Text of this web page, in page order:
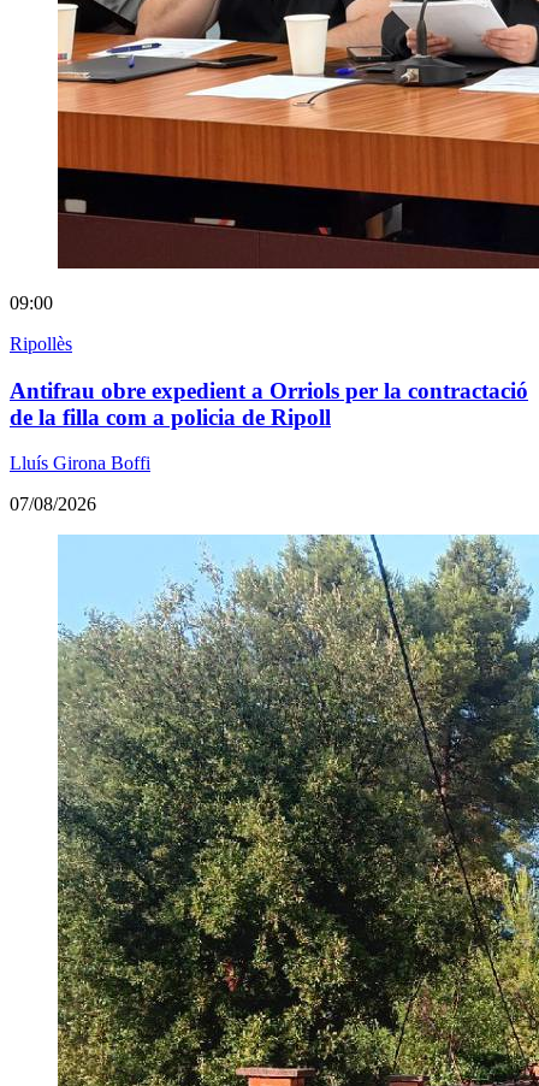
09:00
Ripollès
Antifrau obre expedient a Orriols per la contractació
de la filla com a policia de Ripoll
Lluís Girona Boffi
07/08/2026